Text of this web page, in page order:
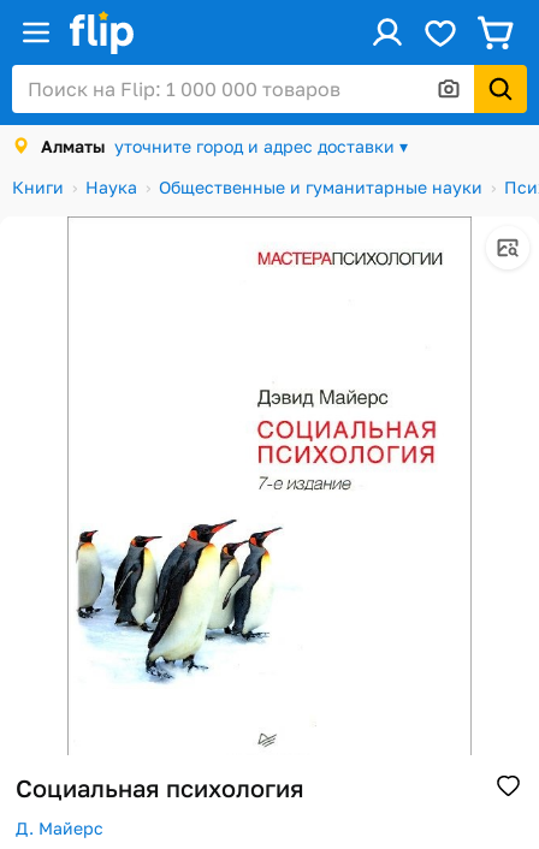
Алматы уточните город и адрес доставки ▾
Книги
Наука Общественные и гуманитарные науки
Социальная психология
Д. Майерс
Войти / Регистрация
Каталог
Скидки и акции
Помощь
Способы доставки
Способы оплаты